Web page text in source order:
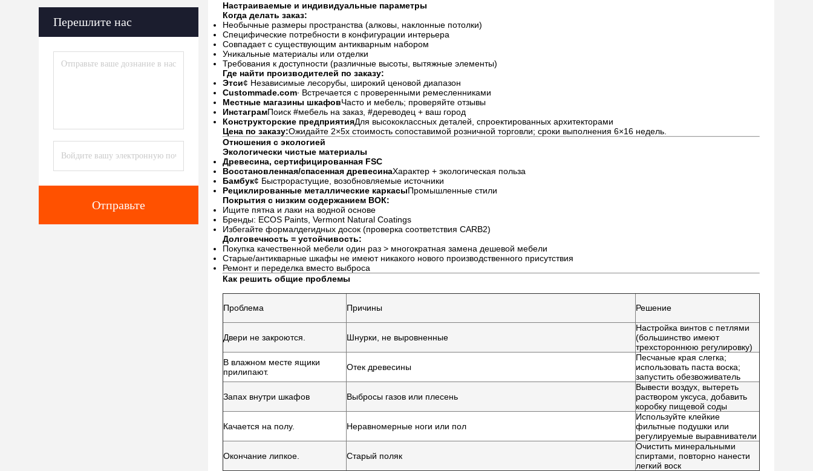
Перешлите нас
Отправьте
Настраиваемые и индивидуальные параметры
Когда делать заказ:
Необычные размеры пространства (алковы, наклонные потолки)
Специфические потребности в конфигурации интерьера
Совпадает с существующим антикварным набором
Уникальные материалы или отделки
Требования к доступности (различные высоты, вытяжные элементы)
Где найти производителей по заказу:
Этси¢ Независимые лесорубы, широкий ценовой диапазон
Custommade.com∙ Встречается с проверенными ремесленниками
Местные магазины шкафовЧасто и мебель; проверяйте отзывы
ИнстаграмПоиск #мебель на заказ, #дереводец + ваш город
Конструкторские предприятияДля высококлассных деталей, спроектированных архитекторами
Цена по заказу:Ожидайте 2×5x стоимость сопоставимой розничной торговли; сроки выполнения 6×16 недель.
Отношения с экологией
Экологически чистые материалы
Древесина, сертифицированная FSC
Восстановленная/спасенная древесинаХарактер + экологическая польза
Бамбук¢ Быстрорастущие, возобновляемые источники
Рециклированные металлические каркасыПромышленные стили
Покрытия с низким содержанием ВОК:
Ищите пятна и лаки на водной основе
Бренды: ECOS Paints, Vermont Natural Coatings
Избегайте формалдегидных досок (проверка соответствия CARB2)
Долговечность = устойчивость:
Покупка качественной мебели один раз > многократная замена дешевой мебели
Старые/антикварные шкафы не имеют никакого нового производственного присутствия
Ремонт и переделка вместо выброса
Как решить общие проблемы
Проблема Причины Решение
Двери не закроются. Шнурки, не выровненные
Настройка винтов с петлями
(большинство имеют
трехстороннюю регулировку)
В влажном месте ящики
прилипают.
Отек древесины
Песчаные края слегка;
использовать паста воска;
запустить обезвоживатель
Запах внутри шкафов Выбросы газов или плесень
Вывести воздух, вытереть
раствором уксуса, добавить
коробку пищевой соды
Качается на полу. Неравномерные ноги или пол
Используйте клейкие
фильтные подушки или
регулируемые выравниватели
Окончание липкое. Старый поляк
Очистить минеральными
спиртами, повторно нанести
легкий воск